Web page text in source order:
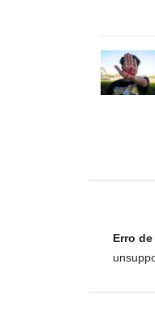
Erro de